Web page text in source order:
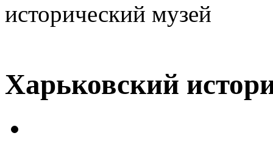
исторический музей
Харьковский